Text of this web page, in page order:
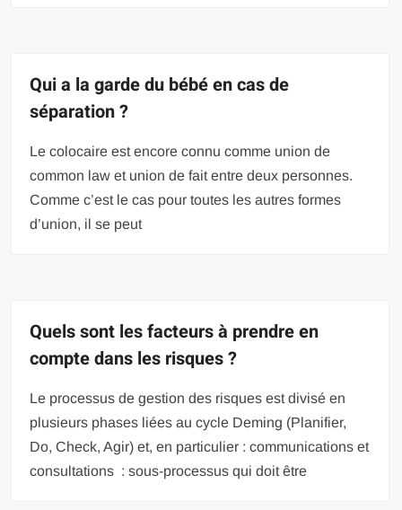
Qui a la garde du bébé en cas de
séparation ?
Le colocaire est encore connu comme union de
common law et union de fait entre deux personnes.
Comme c’est le cas pour toutes les autres formes
d’union, il se peut
Quels sont les facteurs à prendre en
compte dans les risques ?
Le processus de gestion des risques est divisé en
plusieurs phases liées au cycle Deming (Planifier,
Do, Check, Agir) et, en particulier : communications et
consultations : sous-processus qui doit être